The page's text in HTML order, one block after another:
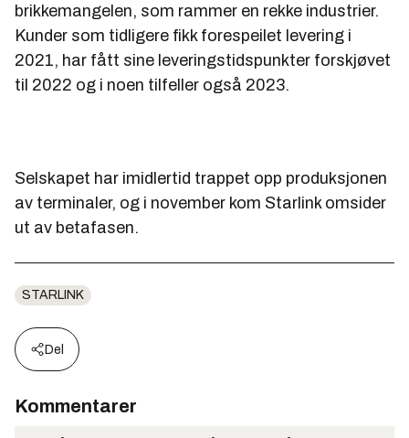
brikkemangelen, som rammer en rekke industrier.
Kunder som tidligere fikk forespeilet levering i
2021, har fått sine leveringstidspunkter forskjøvet
til 2022 og i noen tilfeller også 2023.
Selskapet har imidlertid trappet opp produksjonen
av terminaler, og i november kom Starlink omsider
ut av betafasen.
STARLINK
Del
Kommentarer